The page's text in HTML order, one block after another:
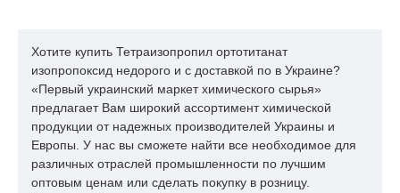
Хотите купить Тетраизопропил ортотитанат
изопропоксид недорого и с доставкой по в Украине?
«Первый украинский маркет химического сырья»
предлагает Вам широкий ассортимент химической
продукции от надежных производителей Украины и
Европы. У нас вы сможете найти все необходимое для
различных отраслей промышленности по лучшим
оптовым ценам или сделать покупку в розницу.